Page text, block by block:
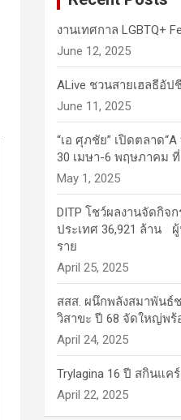
งานเทศกาล LGBTQ+
June 12, 2025
ALive ชวนสายเฮลธีอั
June 11, 2025
“เอ ศุภชัย” เปิดตลาด
30 เมษา-6 พฤษภาคม ที่
May 1, 2025
DITP โชว์ผลงานจัดกิจ
ประเทศ 36,921 ล้าน
ราย
April 25, 2025
สสส. ผนึกพลังสมาพันธ์
วิสาขะ ปี 68 จัดใหญ่พร้
April 24, 2025
Trylagina 16 ปี สกินแ
April 22, 2025